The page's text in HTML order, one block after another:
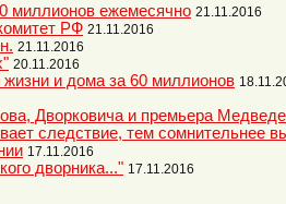
миллионов ежемесячно 21.11.2016
РФ 21.11.2016
21.11.2016
20.11.2016
и дома за 60 миллионов
Дворковича и премьера
следствие, тем сомнительнее
17.11.2016
дворника..." 17.11.2016